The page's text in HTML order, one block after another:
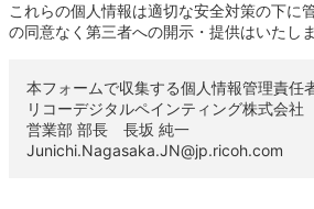
これらの個人情報は適切な安全対策の下に
の同意なく第三者への開示・提供はいたしま
本フォームで収集する個人情報管理責任
リコーデジタルペインティング株式会社
営業部 部長 長坂 純一
Junichi.Nagasaka.JN@jp.ricoh.com